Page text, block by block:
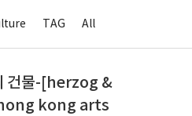
TAG All
건물-[herzog &
kong arts